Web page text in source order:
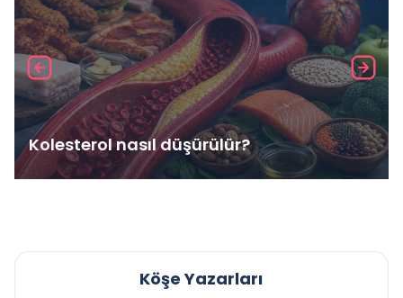
Kolesterol nasıl düşürülür?
Köşe Yazarları